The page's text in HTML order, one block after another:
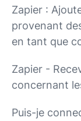
Zapier :
provenant
en tant que
Zapier -
concernant
Puis-je